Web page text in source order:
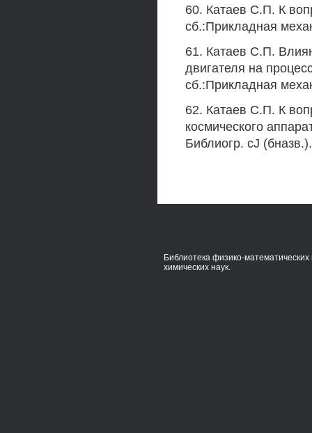
60. Катаев С.П. К
сб.:Прикладная
61. Катаев С.П.
двигателя на
сб.:Прикладная
62. Катаев С.П. К
космического
Библиогр. cJ
Библиотека физико-математических
химических наук.